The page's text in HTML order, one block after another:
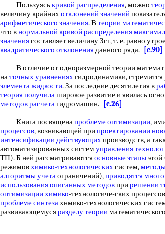
Пользуяськривой распределения, можно
величину крайнихотклонений значений
арифметического значения. Втеории
что внормальной кривой распределения
значениясоставляет величину Зсг, т. е. равно
квадратического отклоненияданного ряда.
[c.90]
В отличие от одноразмерной теории
наточных уравненияхгидродинамики,
элемента жидкости. За последние десятилетия в
теория получилаширокое развитие и явилась
методов расчетагидромашин.
[c.26]
Книга посвященапроблеме оптимизации,
процессов, возникающей припроектировании
интенсификации действующихпроизводств, а
автоматизированных систем управления
ТП). Б ней рассматриваютсяосновные этапыэтой
режимовхимико-технологическихсистем,
алгоритмы учетаограничений),приводятся
использованияописанных методовприрешении
оптимизации химико-технологиче-ских
проблеме синтезахнмико-технологических
развивающемусяразделу теории